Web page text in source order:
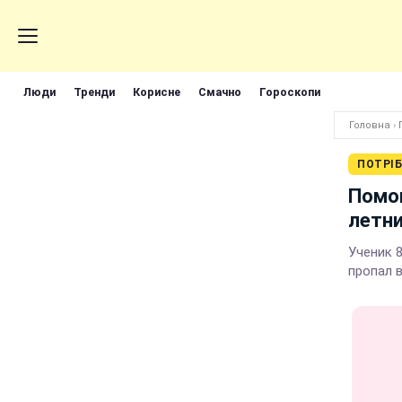
Люди Тренди Корисне Смачно Гороскопи
Головна ›
Ученик
пропал